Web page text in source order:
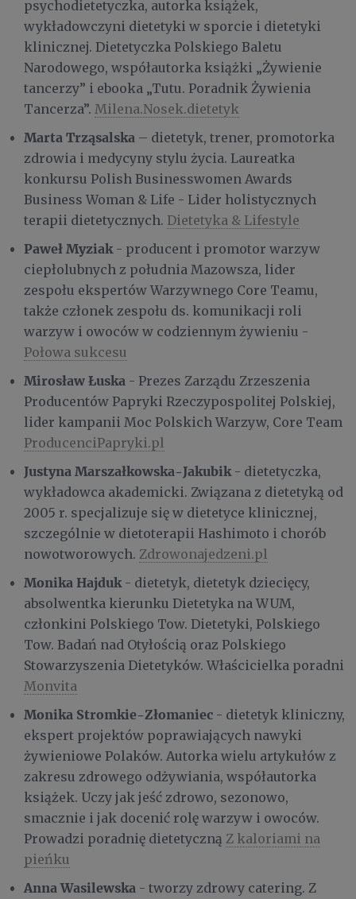
psychodietetyczka, autorka książek,
wykładowczyni dietetyki w sporcie i dietetyki
klinicznej. Dietetyczka Polskiego Baletu
Narodowego, współautorka książki „Żywienie
tancerzy” i ebooka „Tutu. Poradnik Żywienia
Tancerza”. Milena.Nosek.dietetyk
Marta Trząsalska – dietetyk, trener, promotorka
zdrowia i medycyny stylu życia. Laureatka
konkursu Polish Businesswomen Awards
Business Woman & Life - Lider holistycznych
terapii dietetycznych. Dietetyka & Lifestyle
Paweł Myziak - producent i promotor warzyw
ciepłolubnych z południa Mazowsza, lider
zespołu ekspertów Warzywnego Core Teamu,
także członek zespołu ds. komunikacji roli
warzyw i owoców w codziennym żywieniu -
Połowa sukcesu
Mirosław Łuska - Prezes Zarządu Zrzeszenia
Producentów Papryki Rzeczypospolitej Polskiej,
lider kampanii Moc Polskich Warzyw, Core Team
ProducenciPapryki.pl
Justyna Marszałkowska-Jakubik - dietetyczka,
wykładowca akademicki. Związana z dietetyką od
2005 r. specjalizuje się w dietetyce klinicznej,
szczególnie w dietoterapii Hashimoto i chorób
nowotworowych. Zdrowonajedzeni.pl
Monika Hajduk - dietetyk, dietetyk dziecięcy,
absolwentka kierunku Dietetyka na WUM,
członkini Polskiego Tow. Dietetyki, Polskiego
Tow. Badań nad Otyłością oraz Polskiego
Stowarzyszenia Dietetyków. Właścicielka poradni
Monvita
Monika Stromkie-Złomaniec - dietetyk kliniczny,
ekspert projektów poprawiających nawyki
żywieniowe Polaków. Autorka wielu artykułów z
zakresu zdrowego odżywiania, współautorka
książek. Uczy jak jeść zdrowo, sezonowo,
smacznie i jak docenić rolę warzyw i owoców.
Prowadzi poradnię dietetyczną Z kaloriami na
pieńku
Anna Wasilewska - tworzy zdrowy catering. Z